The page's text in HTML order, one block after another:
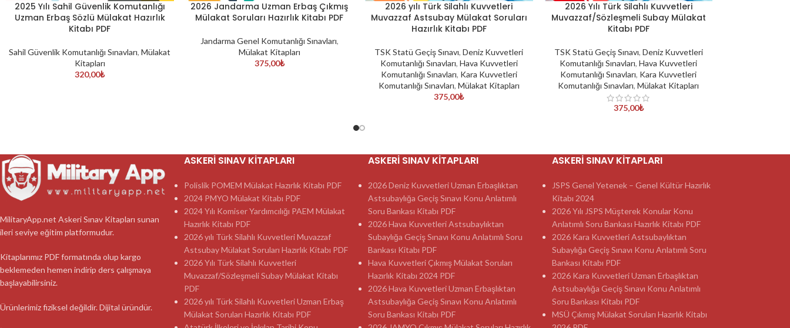
SEPETE EKLE
2025 Yılı Sahil Güvenlik Komutanlığı
Uzman Erbaş Sözlü Mülakat Hazırlık
Kitabı PDF
Sahil Güvenlik Komutanlığı Sınavları,Mülakat
Kitapları
320,00₺
SEPETE EKLE
2026 Jandarma Uzman Erbaş Çıkmış
Mülakat Soruları Hazırlık Kitabı PDF
Jandarma Genel Komutanlığı Sınavları,
Mülakat Kitapları
375,00₺
SEPETE EKLE
2026 yılı Türk Silahlı Kuvvetleri
Muvazzaf Astsubay Mülakat Soruları
Hazırlık Kitabı PDF
TSK Statü Geçiş Sınavı,Deniz Kuvvetleri
Komutanlığı Sınavları, Hava Kuvvetleri
Komutanlığı Sınavları, Kara Kuvvetleri
Komutanlığı Sınavları, Mülakat Kitapları
375,00₺
SEPETE EKLE
2026 Yılı Türk Silahlı Kuvvetleri
Muvazzaf/Sözleşmeli Subay Mülakat
Kitabı PDF
TSK Statü Geçiş Sınavı, Deniz Kuvvetleri
Komutanlığı Sınavları,Hava Kuvvetleri
Komutanlığı Sınavları, Kara Kuvvetleri
Komutanlığı Sınavları,Mülakat Kitapları
375,00₺
MilitaryApp.net Askeri Sınav Kitapları sunan
ileri seviye eğitim platformudur.
Kitaplarımız PDF formatında olup kargo
beklemeden hemen indirip ders çalışmaya
başlayabilirsiniz.
Ürünlerimiz fiziksel değildir. Dijital üründür.
ASKERI SINAV KITAPLARI
Polislik POMEM Mülakat Hazırlık Kitabı PDF
2024 PMYO Mülakat Kitabı PDF
2024 Yılı Komiser Yardımcılığı PAEM Mülakat
Hazırlık Kitabı PDF
2026 yılı Türk Silahlı Kuvvetleri Muvazzaf
Astsubay Mülakat Soruları Hazırlık Kitabı PDF
2026 Yılı Türk Silahlı Kuvvetleri
Muvazzaf/Sözleşmeli Subay Mülakat Kitabı
PDF
2026 yılı Türk Silahlı Kuvvetleri Uzman Erbaş
Mülakat Soruları Hazırlık Kitabı PDF
ASKERI SINAV KITAPLARI
2026 Deniz Kuvvetleri Uzman Erbaşlıktan
Astsubaylığa Geçiş Sınavı Konu Anlatımlı
Soru Bankası Kitabı PDF
2026 Hava Kuvvetleri Astsubaylıktan
Subaylığa Geçiş Sınavı Konu Anlatımlı Soru
Bankası Kitabı PDF
Hava Kuvvetleri Çıkmış Mülakat Soruları
Hazırlık Kitabı 2024 PDF
2026 Hava Kuvvetleri Uzman Erbaşlıktan
Astsubaylığa Geçiş Sınavı Konu Anlatımlı
Soru Bankası Kitabı PDF
ASKERI SINAV KITAPLARI
JSPS Genel Yetenek – Genel Kültür Hazırlık
Kitabı 2024
2026 Yılı JSPS Müşterek Konular Konu
Anlatımlı Soru Bankası Hazırlık Kitabı PDF
2026 Kara Kuvvetleri Astsubaylıktan
Subaylığa Geçiş Sınavı Konu Anlatımlı Soru
Bankası Kitabı PDF
2026 Kara Kuvvetleri Uzman Erbaşlıktan
Astsubaylığa Geçiş Sınavı Konu Anlatımlı
Soru Bankası Kitabı PDF
MSÜ Çıkmış Mülakat Soruları Hazırlık Kitabı